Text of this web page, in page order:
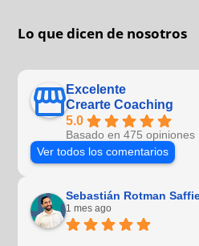
Lo que dicen de nosotros
Excelente
Crearte Coaching
5.0
Basado en 475 opiniones
Ver todos los comentarios
Sebastián Rotman
1 mes ago